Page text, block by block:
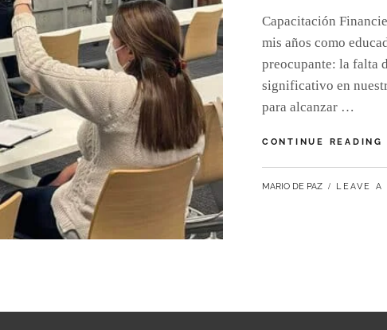
Capacitación
mis años como
preocupante: la falta
significativo en
para alcanzar …
CONTINUE READING
MARIO DE PAZ LEAVE A